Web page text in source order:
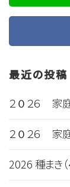
最近の投稿
２０２６ 家庭
２０２６ 家庭
2026 種まき（